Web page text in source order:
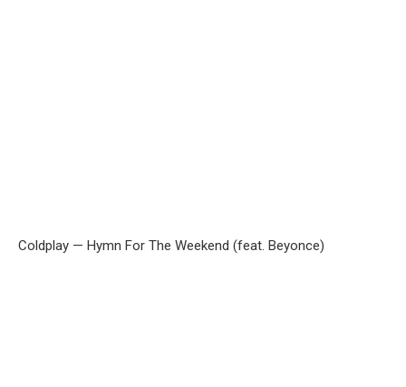
Coldplay — Hymn For The Weekend (feat. Beyonce)